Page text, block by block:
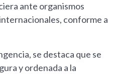
ante organismos
conforme a
se destaca que se
y ordenada a la